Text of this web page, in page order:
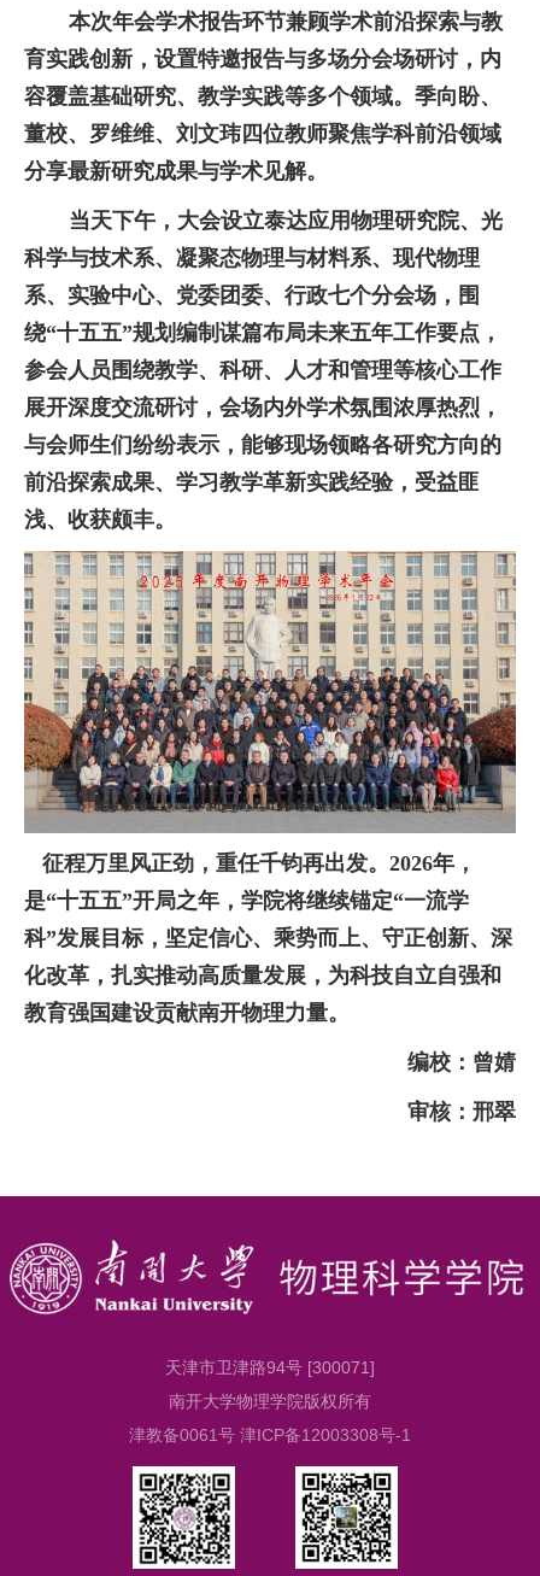
本次年会学术报告环节兼顾学术前沿探索与教
育实践创新， 设置特邀报告与多场分会场研讨，内
容覆盖基础研究、教学实践等多个领域。 季向盼、
董校、罗维维、刘文玮四位教师聚焦学科前沿领域
分享最新研究成果与学术见解。
当天下午 ，大会设立泰达应用物理研究院、光
科学与技术系、凝聚态物理与材料系、现代物理
系、实验中心、党委团委、行政七个分会场，围
绕“十五五”规划编制谋篇布局未来五年工作要点，
参会人员围绕教学、科研、人才和管理等核心工作
展开深度交流研讨，会场内外学术氛围浓厚热烈，
与会师生们纷纷表示，能够现场领略各研究方向的
前沿探索成果、学习教学革新实践经验，受益匪
浅、收获颇丰。
征程万里风正劲，重任千钧再出发。2026年，
是“十五五”开局之年， 学院将继续锚定“一流学
科”发展目标，坚定信心、乘势而上、 守正创新、深
化改革，扎实推动高质量发展，为科技自立自强和
教育强国建设贡献南开物理力量。
编校：曾婧
审核：邢翠
天津市卫津路94号 [300071]
南开大学物理学院版权所有
津教备0061号 津ICP备12003308号-1